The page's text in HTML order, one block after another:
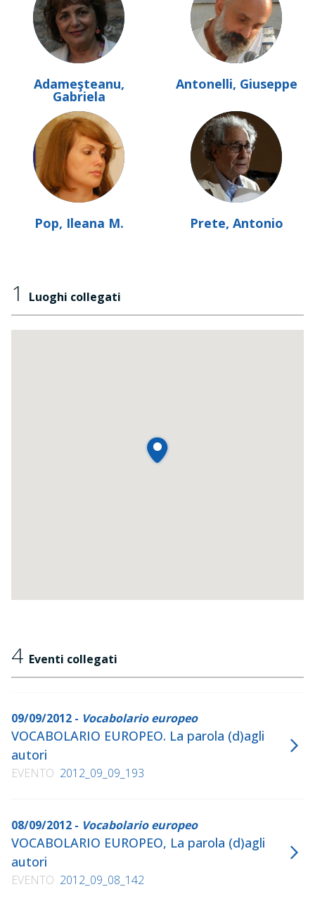
Adameşteanu,
Gabriela
Antonelli, Giuseppe
Pop, Ileana M. Prete, Antonio
1 Luoghi collegati
4 Eventi collegati
09/09/2012 - Vocabolario europeo
VOCABOLARIO EUROPEO. La parola (d)agli
autori
EVENTO 2012_09_09_193
08/09/2012 - Vocabolario europeo
VOCABOLARIO EUROPEO, La parola (d)agli
autori
EVENTO 2012_09_08_142